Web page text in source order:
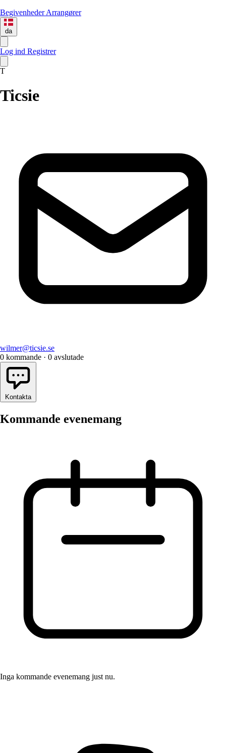
BegivenhederArrangører
da
Log ind Registrer
T
Ticsie
wilmer@ticsie.se
0 kommande · 0 avslutade
Kontakta
Kommande evenemang
Inga kommande evenemang just nu.